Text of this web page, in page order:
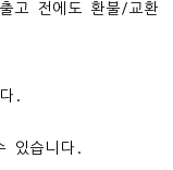
고 전에도 환불/교환
.
있습니다.